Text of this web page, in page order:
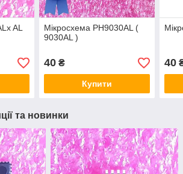
AL
Мікросхема PH9030AL (
9030AL )
40₴
Купити
40
та новинки